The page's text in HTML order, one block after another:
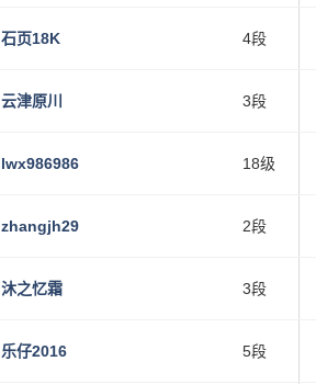
石页18K 4段
云津原川 3段
lwx986986 18级
zhangjh29 2段
沐之忆霜 3段
乐仔2016 5段